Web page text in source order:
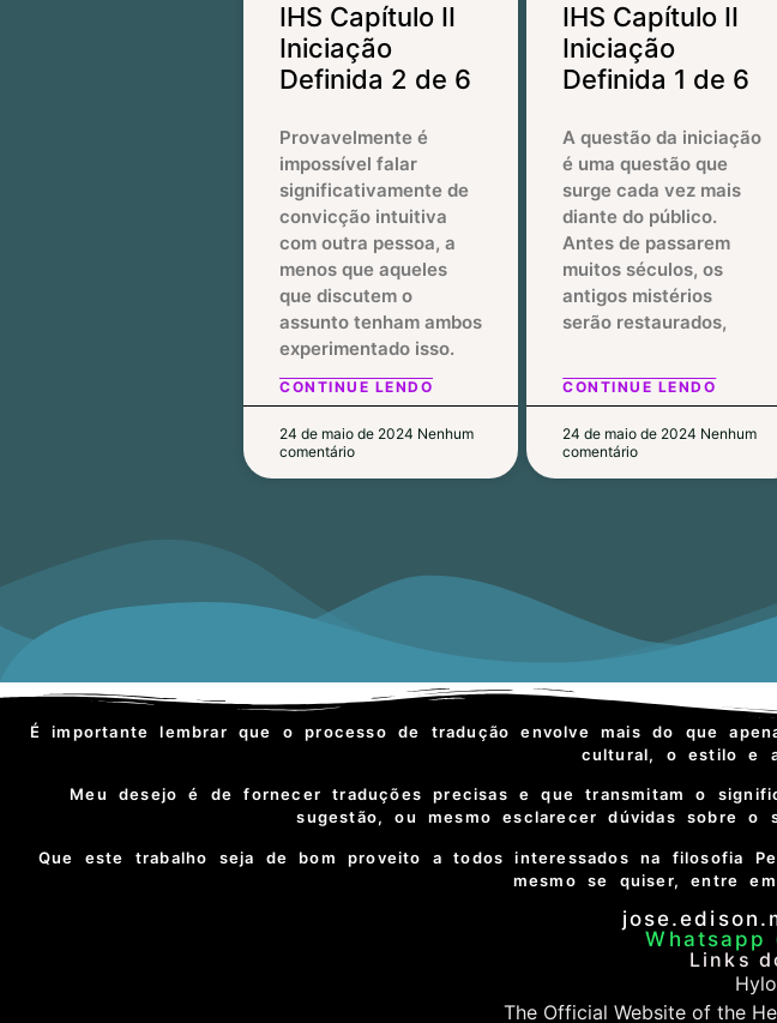
IHS Capítulo II
Iniciação
Definida 2 de 6
Provavelmente é
impossível falar
significativamente de
convicção intuitiva
com outra pessoa, a
menos que aqueles
que discutem o
assunto tenham ambos
experimentado isso.
CONTINUE LENDO
24 de maio de 2024 Nenhum
comentário
IHS Capítulo II
Iniciação
Definida 1 de 6
A questão da iniciação
é uma questão que
surge cada vez mais
diante do público.
Antes de passarem
muitos séculos, os
antigos mistérios
serão restaurados,
CONTINUE LENDO
24 de maio de 2024 Nenhum
comentário
É importante lembrar que o processo de tradução envolve mais do que
cultural, o estilo e
Meu desejo é de fornecer traduções precisas e que transmitam o
sugestão, ou mesmo esclarecer dúvidas sobre
Que este trabalho seja de bom proveito a todos interessados na filosofia
mesmo se quiser, entre
Whatsapp
Links
The Official Website of the